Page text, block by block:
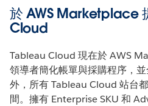
於 AWS Marketplace
Cloud
Tableau Cloud 現在於 AWS
領導者簡化帳單與採購程序，
外，所有 Tableau Cloud 站台
間。擁有 Enterprise SKU 和